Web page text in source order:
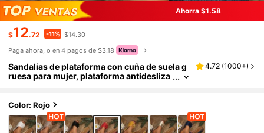
Ahorra $1.58
$12.72 -11% $14.30
Paga ahora, o en 4 pagos de $3.18
Sandalias de plataforma con cuña de suela g
ruesa para mujer, plataforma antidesliza
encial para viajes
4.72 (1000+)
Color: Rojo